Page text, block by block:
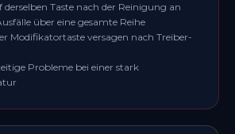
Taste nach der Reinigung an
über eine gesamte Reihe
Modifikatortaste versagen nach Treiber-
Probleme bei einer stark